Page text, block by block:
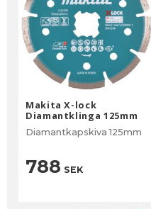
Makita X-lock
Diamantklinga 125mm
Diamantkapskiva 125mm
788 SEK